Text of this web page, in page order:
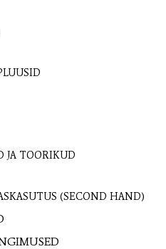
JA TOORIKUD
(SECOND HAND)